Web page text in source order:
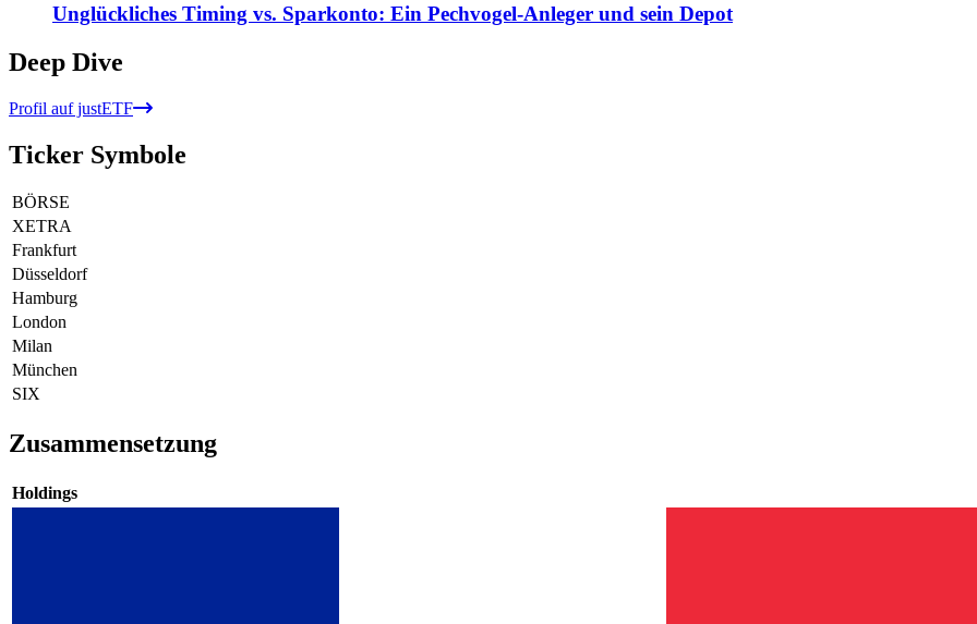
Unglückliches Timing vs. Sparkonto: Ein Pechvogel-Anleger und sein Depot
Deep Dive
Profil auf justETF
Ticker Symbole
BÖRSE
XETRA
Frankfurt
Düsseldorf
Hamburg
London
Milan
München
SIX
Zusammensetzung
Holdings